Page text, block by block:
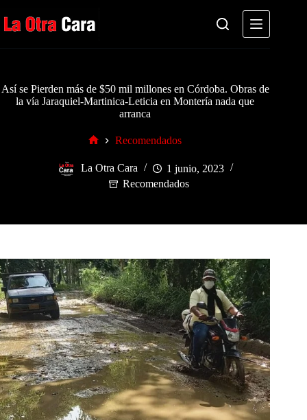
al
contenido
Así se Pierden más de $50 mil millones en Córdoba. Obras de
la vía Jaraquiel-Martinica-Leticia en Montería nada que
arranca
Recomendados
La Otra Cara
1 junio, 2023
Recomendados